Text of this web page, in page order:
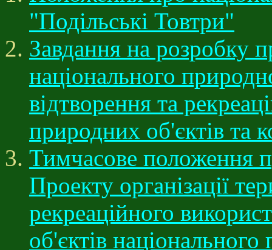
"Подільські Товтри"
Завдання на розробку
національного
відтворення та
природних об'єктів та
Тимчасове положення
Проекту організації
рекреаційного
об'єктів